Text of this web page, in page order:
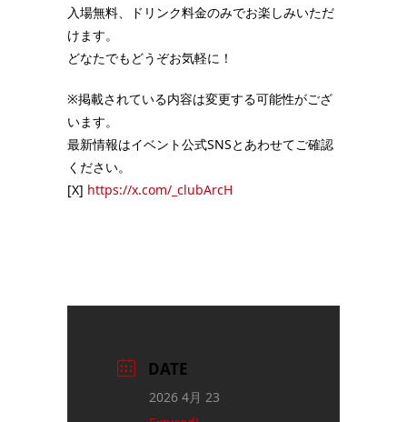
入場無料、ドリンク料金のみでお楽しみいただ
けます。
どなたでもどうぞお気軽に！
※掲載されている内容は変更する可能性がござ
います。
最新情報はイベント公式SNSとあわせてご確認
ください。
[X] https://x.com/_clubArcH
DATE
2026 4月 23